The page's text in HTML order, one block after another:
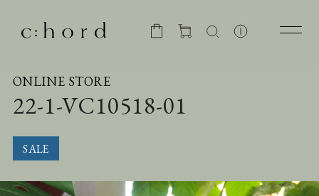
ONLINE STORE
22-1-VC10518-01